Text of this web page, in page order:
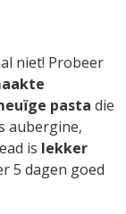
niet! Probeer
pasta die
aubergine,
is lekker
5 dagen goed